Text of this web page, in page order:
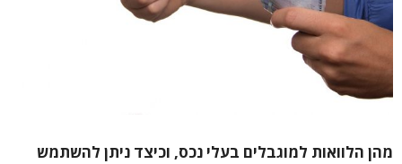
מהן הלוואות למוגבלים בעלי נכס, וכיצד ניתן להשתמש